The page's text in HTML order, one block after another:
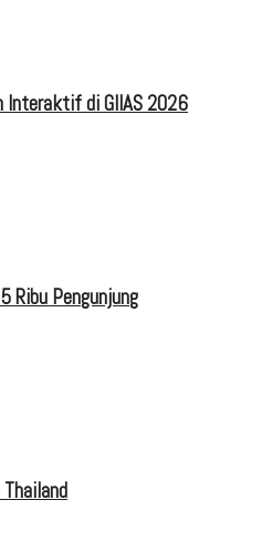
Interaktif di GIIAS 2026
Ribu Pengunjung